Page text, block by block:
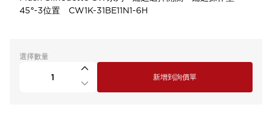
45°-3位置 CW1K-31BE11N1-6H
選擇數量
新增到詢價單